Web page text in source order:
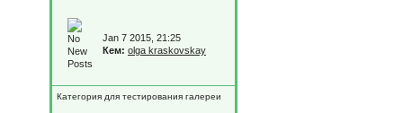
Jan 7 2015, 21:25
Кем: olga kraskovskay
Категория для тестирования галереи